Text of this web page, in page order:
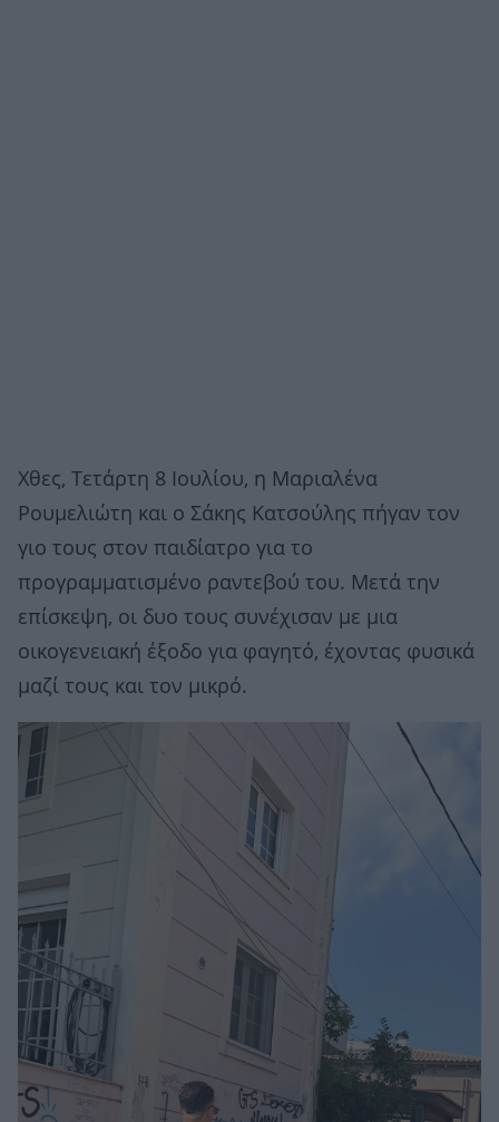
Χθες, Τετάρτη 8 Ιουλίου, η Μαριαλένα
Ρουμελιώτη και ο Σάκης Κατσούλης πήγαν τον
γιο τους στον παιδίατρο για το
προγραμματισμένο ραντεβού του. Μετά την
επίσκεψη, οι δυο τους συνέχισαν με μια
οικογενειακή έξοδο για φαγητό, έχοντας φυσικά
μαζί τους και τον μικρό.